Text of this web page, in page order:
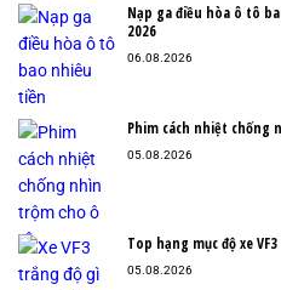
Nạp ga điều hòa ô tô
2026
06.08.2026
Phim cách nhiệt
05.08.2026
Top hạng mục độ xe
05.08.2026